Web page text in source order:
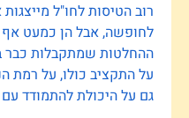
רוב הטיסות לחו"ל
לחופשה, אבל הן כמעט אף
ההחלטות שמתקבלות כבר
על התקציב כולו, על רמת
גם על היכולת להתמודד עם